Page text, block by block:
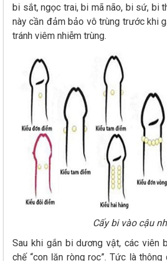
bi sắt, ngọc trai, bi mã não, bi sứ, bi
này cần đảm bảo vô trùng trước khi
tránh viêm nhiễm trùng.
Cấy bi vào cậu
Sau khi gắn bi dương vật, các viên
chế “con lăn ròng rọc”. Tức là